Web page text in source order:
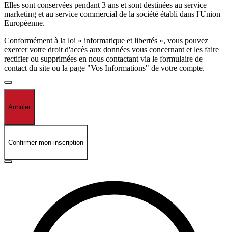
Elles sont conservées pendant 3 ans et sont destinées au service
marketing et au service commercial de la société établi dans l'Union
Européenne.
Conformément à la loi « informatique et libertés », vous pouvez
exercer votre droit d'accès aux données vous concernant et les faire
rectifier ou supprimées en nous contactant via le formulaire de
contact du site ou la page "Vos Informations" de votre compte.
Annuler
Confirmer mon inscription